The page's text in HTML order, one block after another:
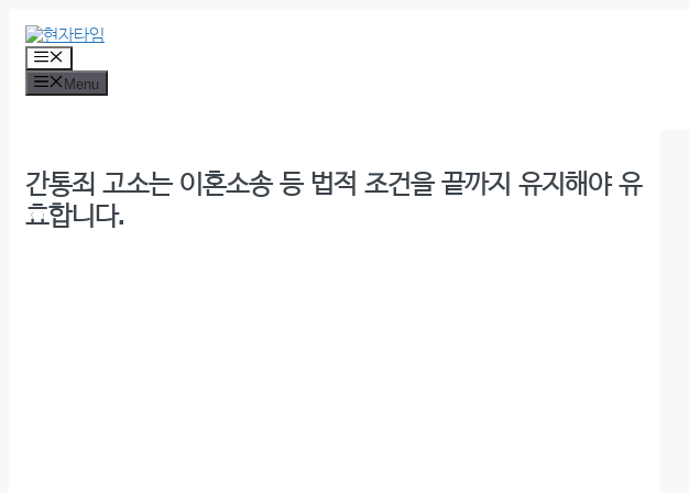
contentMenu
Menu
간통죄 고소는 이혼소송 등 법적 조건을 끝까지 유지해야 유
효합니다.